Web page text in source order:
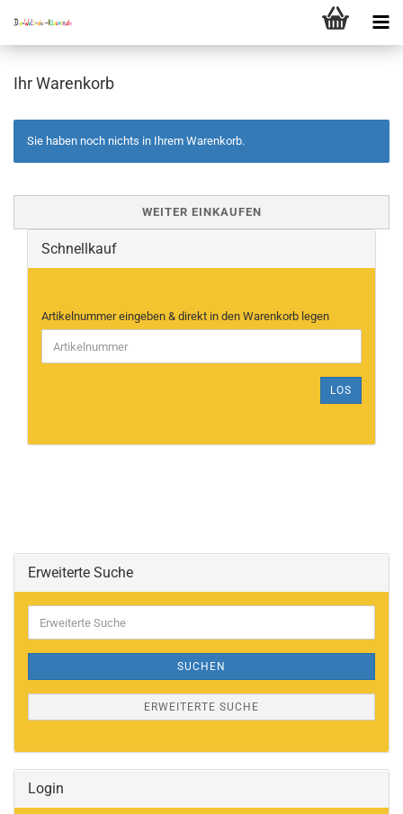
Ihr Warenkorb
Sie haben noch nichts in Ihrem Warenkorb.
WEITER EINKAUFEN
Schnellkauf
Artikelnummer eingeben & direkt in den Warenkorb legen
LOS
Erweiterte Suche
Suche
SUCHEN
ERWEITERTE SUCHE
Login